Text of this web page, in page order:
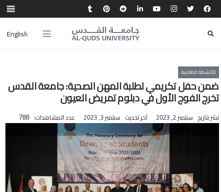
English
الأنشطة الطلابية
ضمن حفل تكريمي لطلبة المهن الصحية: جامعة القدس
تخرج الفوج الأول في دبلوم تمريض العيون
نشر بتاريخ سبتمبر 2, 2023 آخر تحديث سبتمبر 3, 2023 عدد المشاهدات: 788